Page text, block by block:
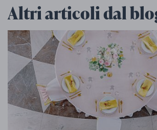
Altri articoli dal